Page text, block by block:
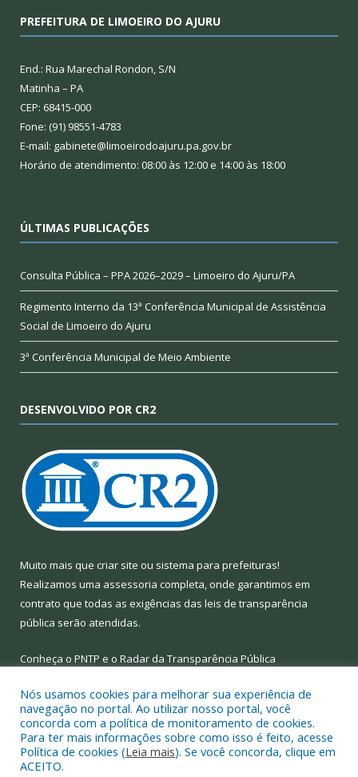
PREFEITURA DE LIMOEIRO DO AJURU
End.: Rua Marechal Rondon, S/N
Matinha – PA
CEP: 68415-000
Fone: (91) 98551-4783
E-mail: gabinete@limoeirodoajuru.pa.gov.br
Horário de atendimento: 08:00 às 12:00 e 14:00 às 18:00
ÚLTIMAS PUBLICAÇÕES
Consulta Pública – PPA 2026–2029 – Limoeiro do Ajuru/PA
Regimento Interno da 13ª Conferência Municipal de Assistência
Social de Limoeiro do Ajuru
3ª Conferência Municipal de Meio Ambiente
DESENVOLVIDO POR CR2
Muito mais que criar site ou sistema para prefeituras!
Realizamos uma assessoria completa, onde garantimos em
contrato que todas as exigências das leis de transparência
pública serão atendidas.
Conheça o PNTP e o Radar da Transparência Pública
Todos os direitos reservados a Prefeitura Municipal de Limoeiro
do Ajuru.
Nós usamos cookies para melhorar sua experiência de
navegação no portal. Ao utilizar nosso portal, você
concorda com a política de monitoramento de cookies.
Para ter mais informações sobre como isso é feito, acesse
Política de cookies (Leia mais). Se você concorda, clique em
ACEITO.